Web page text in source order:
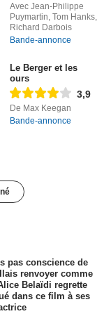
Avec Jean-Philippe
Puymartin, Tom Hanks,
Richard Darbois
Bande-annonce
Le Berger et les
ours
3,9
De Max Keegan
Bande-annonce
pas conscience de
renvoyer comme
Belaïdi regrette
dans ce film à ses